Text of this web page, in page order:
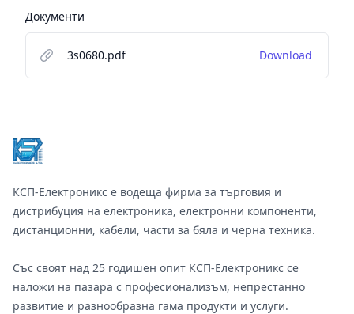
Документи
3s0680.pdf Download
КСП-Електроникс е водеща фирма за търговия и
дистрибуция на електроника, електронни компоненти,
дистанционни, кабели, части за бяла и черна техника.
Със своят над 25 годишен опит КСП-Електроникс се
наложи на пазара с професионализъм, непрестанно
развитие и разнообразна гама продукти и услуги.